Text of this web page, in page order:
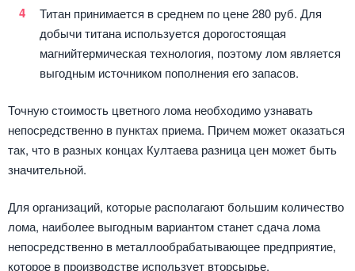
Титан принимается в среднем по цене 280 руб. Для
добычи титана используется дорогостоящая
магнийтермическая технология, поэтому лом является
выгодным источником пополнения его запасов.
Точную стоимость цветного лома необходимо узнавать
непосредственно в пунктах приема. Причем может оказаться
так, что в разных концах Култаева разница цен может быть
значительной.
Для организаций, которые располагают большим количество
лома, наиболее выгодным вариантом станет сдача лома
непосредственно в металлообрабатывающее предприятие,
которое в производстве использует вторсырье.